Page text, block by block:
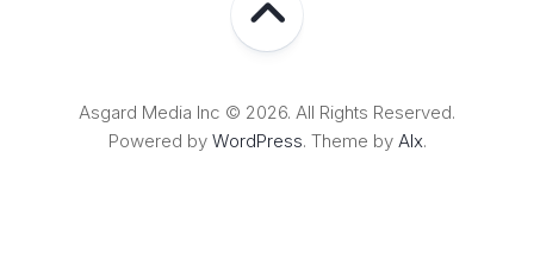
Asgard Media Inc © 2026. All Rights Reserved.
Powered by WordPress. Theme by Alx.